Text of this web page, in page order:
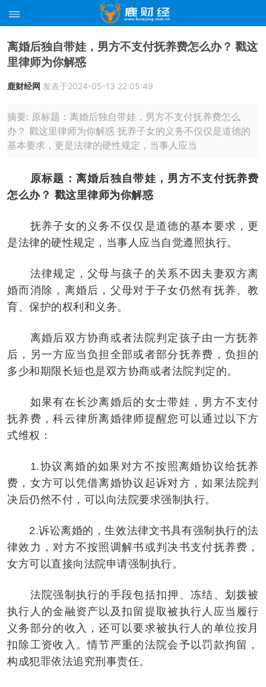
离婚后独自带娃，男方不支付抚养费怎么办？ 戳这
里律师为你解惑
鹿财经网 发表于2024-05-13 22:05:49
摘要: 原标题：离婚后独自带娃，男方不支付抚养费怎么
办？ 戳这里律师为你解惑 抚养子女的义务不仅仅是道德的
基本要求，更是法律的硬性规定，当事人应当
原标题：离婚后独自带娃，男方不支付抚养费
怎么办？ 戳这里律师为你解惑
抚养子女的义务不仅仅是道德的基本要求，更
是法律的硬性规定，当事人应当自觉遵照执行。
法律规定，父母与孩子的关系不因夫妻双方离
婚而消除，离婚后，父母对于子女仍然有抚养、教
育、保护的权利和义务。
离婚后双方协商或者法院判定孩子由一方抚养
后，另一方应当负担全部或者部分抚养费，负担的
多少和期限长短也是双方协商或者法院判定的。
如果有在长沙离婚后的女士带娃，男方不支付
抚养费，科云律所离婚律师提醒您可以通过以下方
式维权：
1.协议离婚的如果对方不按照离婚协议给抚养
费，女方可以凭借离婚协议起诉对方，如果法院判
决后仍然不付，可以向法院要求强制执行。
2.诉讼离婚的，生效法律文书具有强制执行的法
律效力，对方不按照调解书或判决书支付抚养费，
女方可以直接向法院申请强制执行。
法院强制执行的手段包括扣押、冻结、划拨被
执行人的金融资产以及扣留提取被执行人应当履行
义务部分的收入，还可以要求被执行人的单位按月
扣除工资收入。情节严重的法院会予以罚款拘留，
构成犯罪依法追究刑事责任。